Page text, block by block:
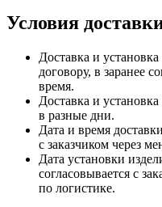
Условия
Доставка и
договору, в заранее
время.
Доставка и
в разные дни.
Дата и время
с заказчиком через
Дата установки
согласовывается с
по логистике.